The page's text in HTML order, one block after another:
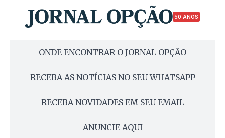
50 ANOS
ONDE ENCONTRAR O JORNAL OPÇÃO
RECEBA AS NOTÍCIAS NO SEU WHATSAPP
RECEBA NOVIDADES EM SEU EMAIL
ANUNCIE AQUI